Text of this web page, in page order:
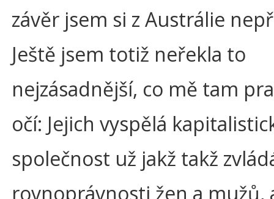
závěr jsem si z Austrálie
Ještě jsem totiž neřekla to
nejzásadnější, co mě tam
očí: Jejich vyspělá
společnost už jakž takž
rovnoprávnosti žen a mužů,